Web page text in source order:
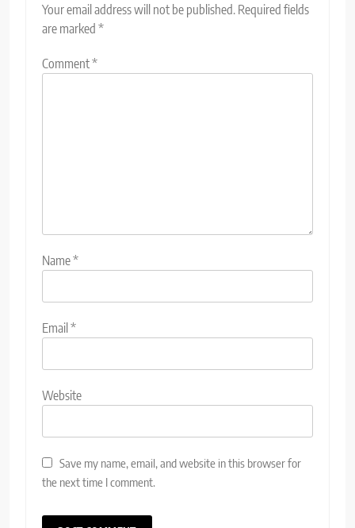
Your email address will not be published. Required fields
are marked *
Comment*
Name*
Email*
Website
Save my name, email, and website in this browser for
the next time I comment.